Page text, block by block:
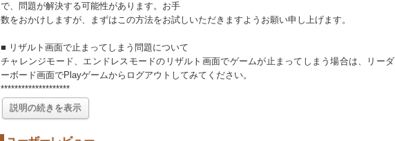
で、問題が解決する可能性があります。お手
数をおかけしますが、まずはこの方法をお試しいただきますようお願い申し上げます。
■ リザルト画面で止まってしまう問題について
チャレンジモード、エンドレスモードのリザルト画面でゲームが止まってしまう場合は、リーダ
ーボード画面でPlayゲームからログアウトしてみてください。
********************
説明の続きを表示